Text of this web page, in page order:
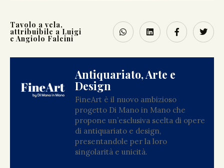
Tavolo a vela,
attribuibile a Luigi
e Angiolo Falcini
Antiquariato, Arte e
Design
FineArt è il nuovo ambizioso
progetto Di Mano in Mano che
propone un’esclusiva scelta di opere
di antiquariato e design,
presentandole per la loro
singolarità e unicità.